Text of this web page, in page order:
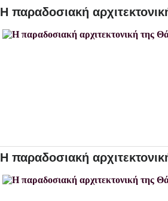
Η παραδοσιακή
Η παραδοσιακή